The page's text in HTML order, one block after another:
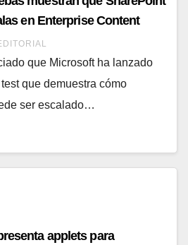
en Enterprise Content
que Microsoft ha lanzado
que demuestra cómo
ser escalado…
applets para